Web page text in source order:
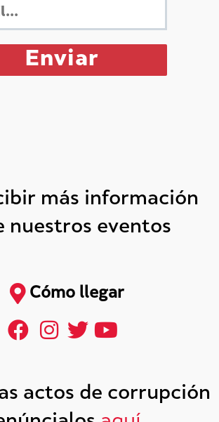
más información
nuestros eventos
Cómo llegar
actos de corrupción